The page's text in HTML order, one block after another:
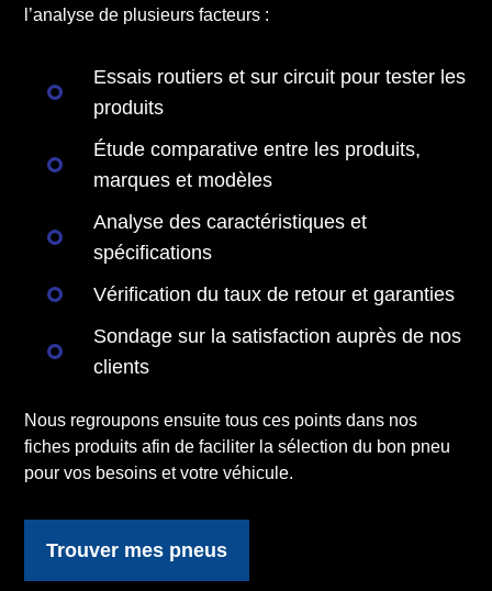
l’analyse de plusieurs facteurs :
Essais routiers et sur circuit pour tester les
produits
Étude comparative entre les produits,
marques et modèles
Analyse des caractéristiques et
spécifications
Vérification du taux de retour et garanties
Sondage sur la satisfaction auprès de nos
clients
Nous regroupons ensuite tous ces points dans nos
fiches produits afin de faciliter la sélection du bon pneu
pour vos besoins et votre véhicule.
Trouver mes pneus